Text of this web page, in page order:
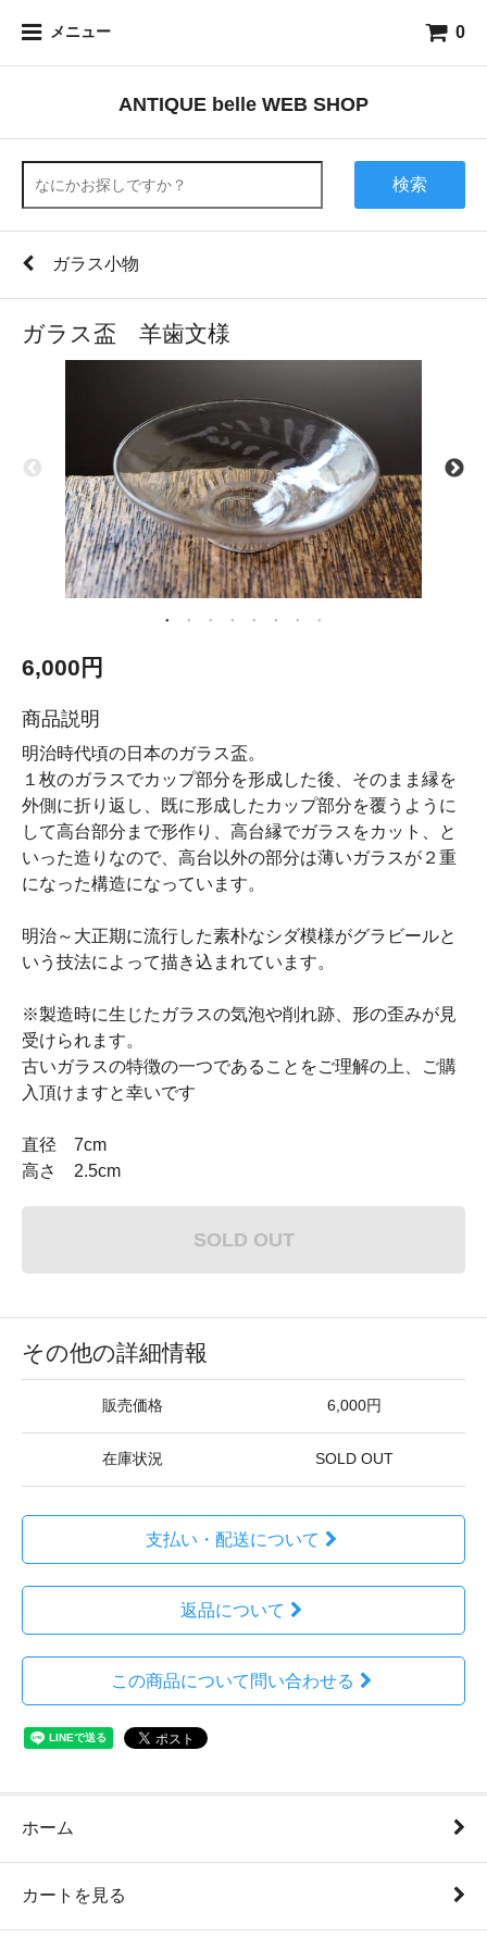
メニュー 0
ANTIQUE belle WEB SHOP
検索
ガラス小物
ガラス盃 羊歯文様
6,000円
商品説明
明治時代頃の日本のガラス盃。
１枚のガラスでカップ部分を形成した後、そのまま縁を
外側に折り返し、既に形成したカップ部分を覆うように
して高台部分まで形作り、高台縁でガラスをカット、と
いった造りなので、高台以外の部分は薄いガラスが２重
になった構造になっています。
明治～大正期に流行した素朴なシダ模様がグラビールと
いう技法によって描き込まれています。
※製造時に生じたガラスの気泡や削れ跡、形の歪みが見
受けられます。
古いガラスの特徴の一つであることをご理解の上、ご購
入頂けますと幸いです
直径 7cm
高さ 2.5cm
SOLD OUT
その他の詳細情報
販売価格 6,000円
在庫状況 SOLD OUT
支払い・配送について
返品について
この商品について問い合わせる
ホーム
カートを見る